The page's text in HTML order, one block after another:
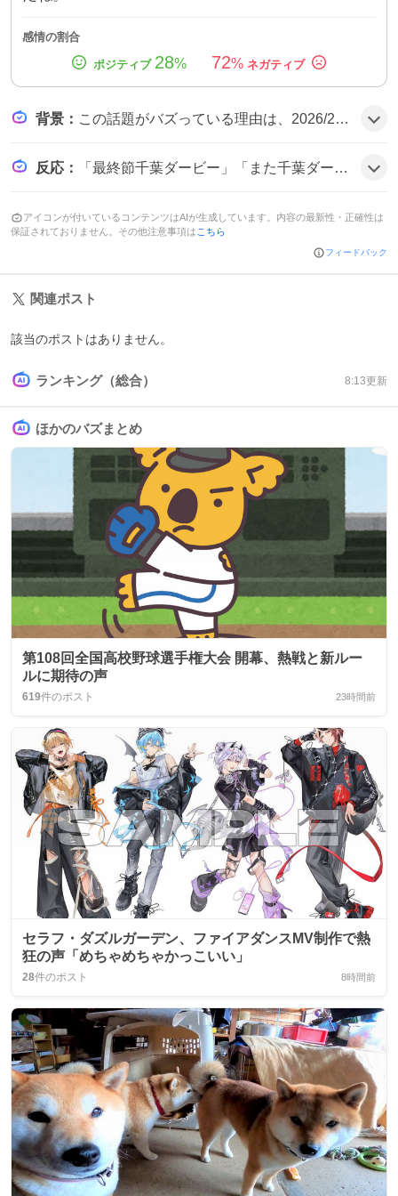
感情の割合
28% 72%
背景 ： この話題がバズっている理由は、2026/27シーズンの最終節が千葉ダービーになるという情報が多数のファンの間で共有され、ホーム開催への期待と日程未確定への焦りが同時に広がっていることが背景にあるようだ。
反応 ： 「最終節千葉ダービー」「また千葉ダービー」「やばすぎだろ」などのコメントが多く、ユーザーは「ホームでやってほしい」「日程確定してほしい」といった声を上げており、全体的に期待と焦りが混ざった雰囲気だ。
アイコンが付いているコンテンツはAIが生成しています。内容の最新性・正確性は
保証されておりません。その他注意事項は こちら
フィードバック
関連ポスト
該当のポストはありません。
ランキング（総合） 8:13更新
ほかのバズまとめ
第108回全国高校野球選手権大会 開幕、熱戦と新ルー
ルに期待の声
619件のポスト 23時間前
セラフ・ダズルガーデン、ファイアダンスMV制作で熱
狂の声「めちゃめちゃかっこいい」
28件のポスト 8時間前